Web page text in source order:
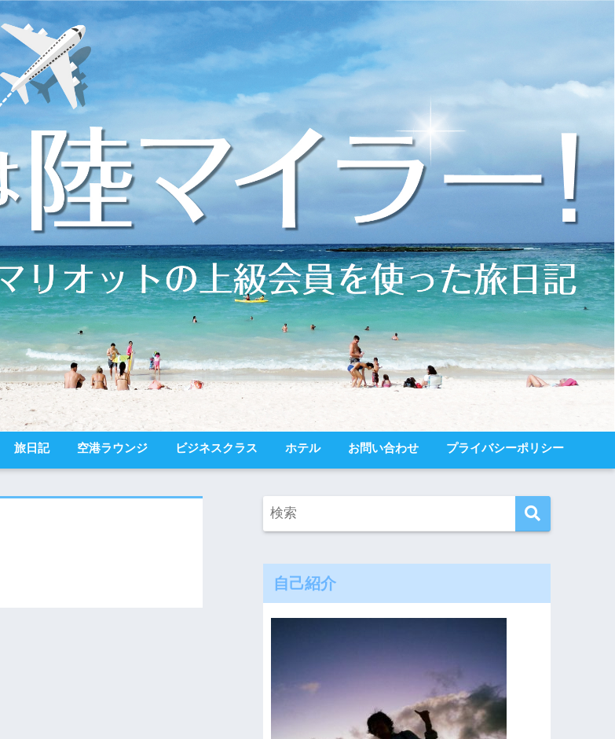
旅日記 空港ラウンジ ビジネスクラス ホテル お問い合わせ プライバシーポリシー
自己紹介